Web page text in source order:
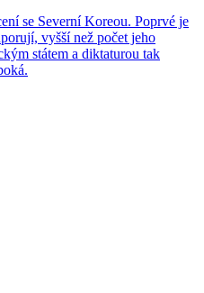
se Severní Koreou. Poprvé je
vyšší než počet jeho
státem a diktaturou tak